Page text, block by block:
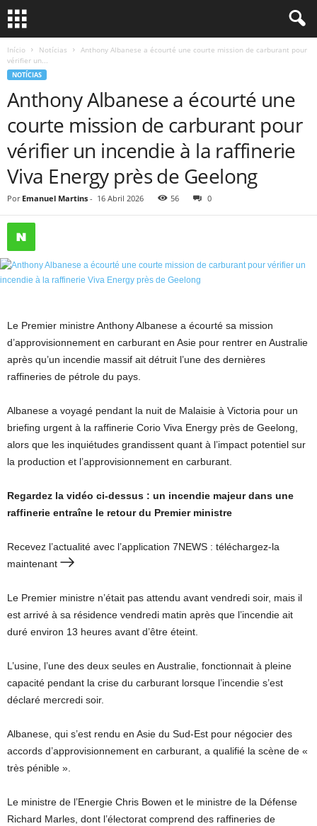
Início Notícias
Anthony Albanese a écourté une courte mission de carburant pour
vérifier un...
NOTÍCIAS
Anthony Albanese a écourté une
courte mission de carburant pour
vérifier un incendie à la raffinerie
Viva Energy près de Geelong
Por Emanuel Martins - 16 Abril 2026 56 0
Le Premier ministre Anthony Albanese a écourté sa mission
d’approvisionnement en carburant en Asie pour rentrer en Australie
après qu’un incendie massif ait détruit l’une des dernières
raffineries de pétrole du pays.
Albanese a voyagé pendant la nuit de Malaisie à Victoria pour un
briefing urgent à la raffinerie Corio Viva Energy près de Geelong,
alors que les inquiétudes grandissent quant à l’impact potentiel sur
la production et l’approvisionnement en carburant.
Regardez la vidéo ci-dessus : un incendie majeur dans une
raffinerie entraîne le retour du Premier ministre
Recevez l’actualité avec l’application 7NEWS : téléchargez-la
maintenant
Le Premier ministre n’était pas attendu avant vendredi soir, mais il
est arrivé à sa résidence vendredi matin après que l’incendie ait
duré environ 13 heures avant d’être éteint.
L’usine, l’une des deux seules en Australie, fonctionnait à pleine
capacité pendant la crise du carburant lorsque l’incendie s’est
déclaré mercredi soir.
Albanese, qui s’est rendu en Asie du Sud-Est pour négocier des
accords d’approvisionnement en carburant, a qualifié la scène de «
très pénible ».
Le ministre de l’Energie Chris Bowen et le ministre de la Défense
Richard Marles, dont l’électorat comprend des raffineries de